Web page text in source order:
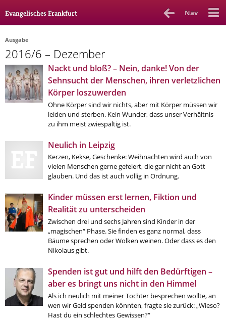
Evangelisches Frankfurt Nav
Rubrik Ausgabe Autor_in
Bücher & Filme
Ethik
Gott & Glauben
Kultur
Lebenslagen
Meinungen
Menschen
Stadtkirche
Aktuelle Printausgabe
Download
Informationen
Ausgabe
2016/6 – Dezember
Nackt und bloß? – Nein, danke! Von der
Sehnsucht der Menschen, ihren verletzlichen
Körper loszuwerden
Ohne Körper sind wir nichts, aber mit Körper müssen wir
leiden und sterben. Kein Wunder, dass unser Verhältnis
zu ihm meist zwiespältig ist.
Neulich in Leipzig
Kerzen, Kekse, Geschenke: Weihnachten wird auch von
vielen Menschen gerne gefeiert, die gar nicht an Gott
glauben. Und das ist auch völlig in Ordnung.
Kinder müssen erst lernen, Fiktion und
Realität zu unterscheiden
Zwischen drei und sechs Jahren sind Kinder in der
„magischen“ Phase. Sie finden es ganz normal, dass
Bäume sprechen oder Wolken weinen. Oder dass es den
Nikolaus gibt.
Spenden ist gut und hilft den Bedürftigen –
aber es bringt uns nicht in den Himmel
Als ich neulich mit meiner Tochter besprechen wollte, an
wen wir Geld spenden könnten, fragte sie zurück: „Wieso?
Hast du ein schlechtes Gewissen?“